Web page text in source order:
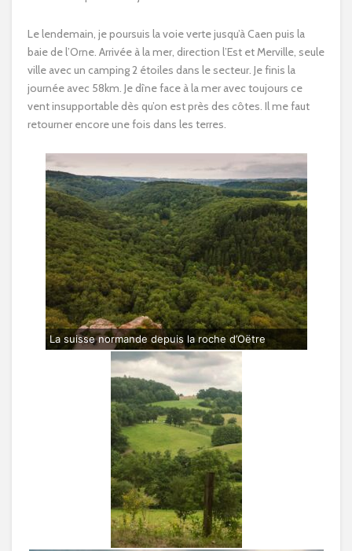
Le lendemain, je poursuis la voie verte jusqu’à Caen puis la
baie de l’Orne. Arrivée à la mer, direction l’Est et Merville, seule
ville avec un camping 2 étoiles dans le secteur. Je finis la
journée avec 58km. Je dîne face à la mer avec toujours ce
vent insupportable dès qu’on est près des côtes. Il me faut
retourner encore une fois dans les terres.
La suisse normande depuis la roche d’Oëtre